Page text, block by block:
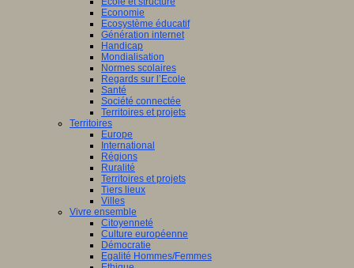
Economie
Ecosystème éducatif
Génération internet
Handicap
Mondialisation
Normes scolaires
Regards sur l’Ecole
Santé
Société connectée
Territoires et projets
Territoires
Europe
International
Régions
Ruralité
Territoires et projets
Tiers lieux
Villes
Vivre ensemble
Citoyenneté
Culture européenne
Démocratie
Egalité Hommes/Femmes